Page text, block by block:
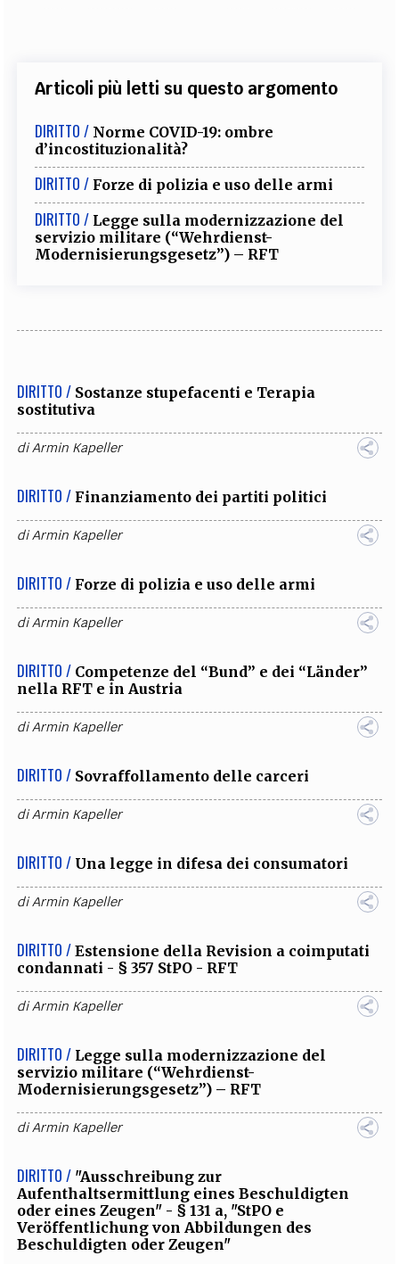
Articoli più letti su questo argomento
DIRITTO / Norme COVID-19: ombre
d’incostituzionalità?
DIRITTO / Forze di polizia e uso delle armi
DIRITTO / Legge sulla modernizzazione del
servizio militare (“Wehrdienst-
Modernisierungsgesetz”) – RFT
DIRITTO / Sostanze stupefacenti e Terapia
sostitutiva
diArmin Kapeller
DIRITTO / Finanziamento dei partiti politici
diArmin Kapeller
DIRITTO / Forze di polizia e uso delle armi
diArmin Kapeller
DIRITTO / Competenze del “Bund” e dei “Länder”
nella RFT e in Austria
diArmin Kapeller
DIRITTO / Sovraffollamento delle carceri
diArmin Kapeller
DIRITTO / Una legge in difesa dei consumatori
diArmin Kapeller
DIRITTO / Estensione della Revision a coimputati
condannati - § 357 StPO - RFT
diArmin Kapeller
DIRITTO / Legge sulla modernizzazione del
servizio militare (“Wehrdienst-
Modernisierungsgesetz”) – RFT
diArmin Kapeller
DIRITTO / "Ausschreibung zur
Aufenthaltsermittlung eines Beschuldigten
oder eines Zeugen" - § 131 a, "StPO e
Veröffentlichung von Abbildungen des
Beschuldigten oder Zeugen"